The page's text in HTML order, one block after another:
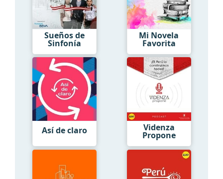
Sueños de
Sinfonía
Mi Novela
Favorita
Así de claro Videnza
Propone